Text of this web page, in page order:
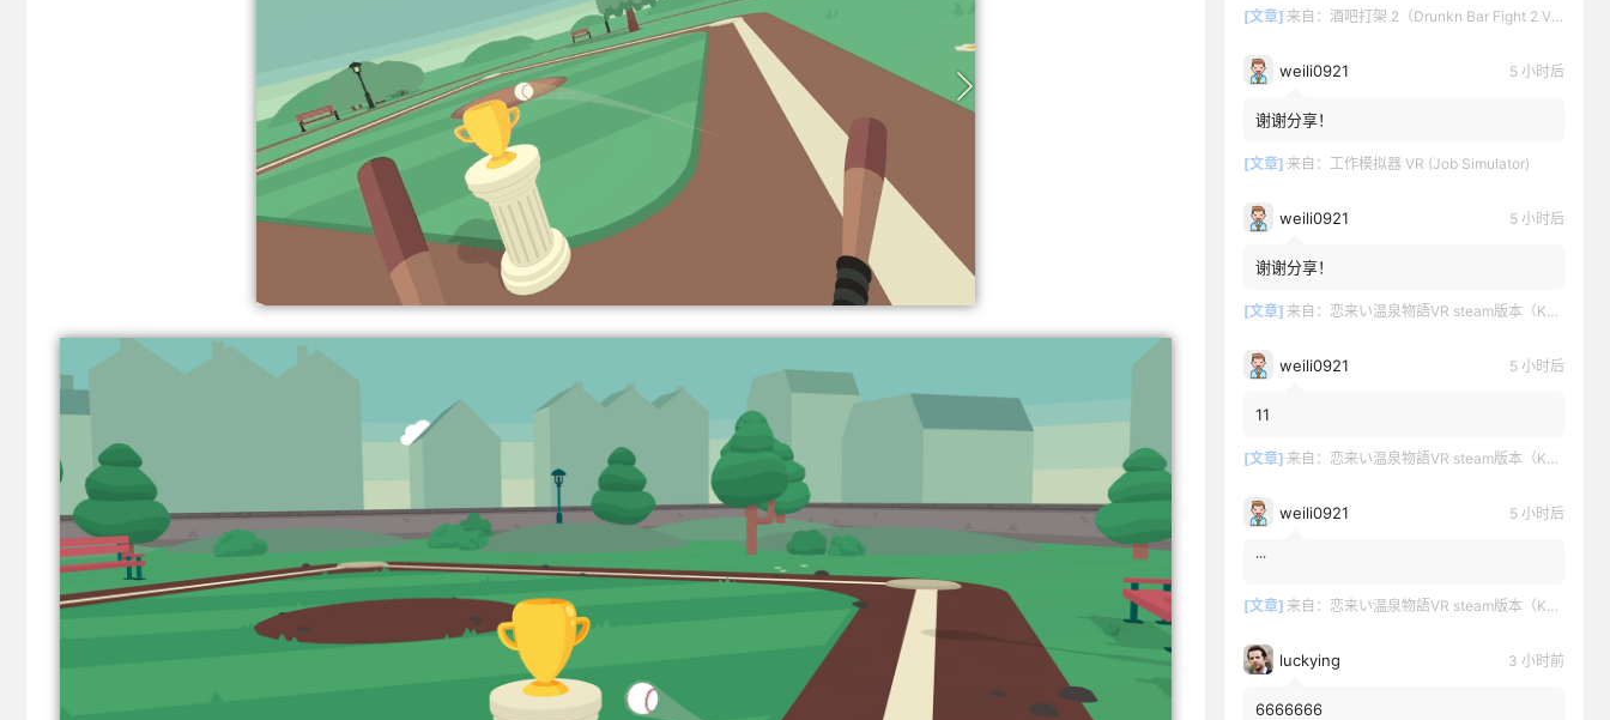
[文章] 来自： 酒吧打架 2（Drunkn Bar Fight 2 VR）
weili0921 5 小时后
谢谢分享！
[文章] 来自： 工作模拟器 VR (Job Simulator)
weili0921 5 小时后
谢谢分享！
[文章] 来自： 恋来い温泉物語VR steam版本（KoiKoiMonogatari VR）
weili0921 5 小时后
11
[文章] 来自： 恋来い温泉物語VR steam版本（KoiKoiMonogatari VR）
weili0921 5 小时后
˙˙˙
[文章] 来自： 恋来い温泉物語VR steam版本（KoiKoiMonogatari VR）
luckying 3 小时前
6666666